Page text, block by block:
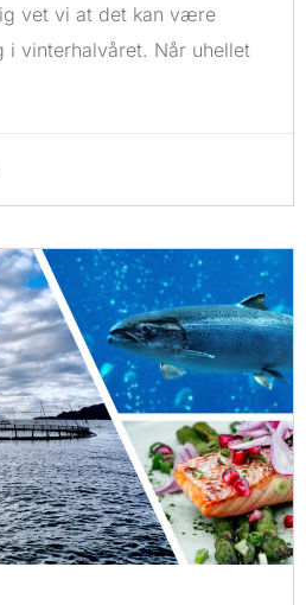
vet vi at det kan være
vinterhalvåret. Når uhellet